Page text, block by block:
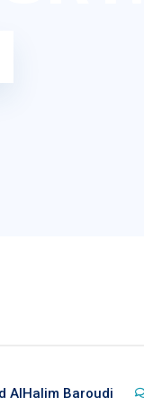
AlHalim Baroudi